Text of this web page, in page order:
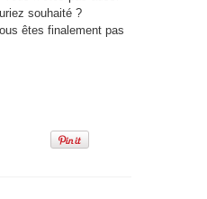
souhaité ?
êtes finalement pas